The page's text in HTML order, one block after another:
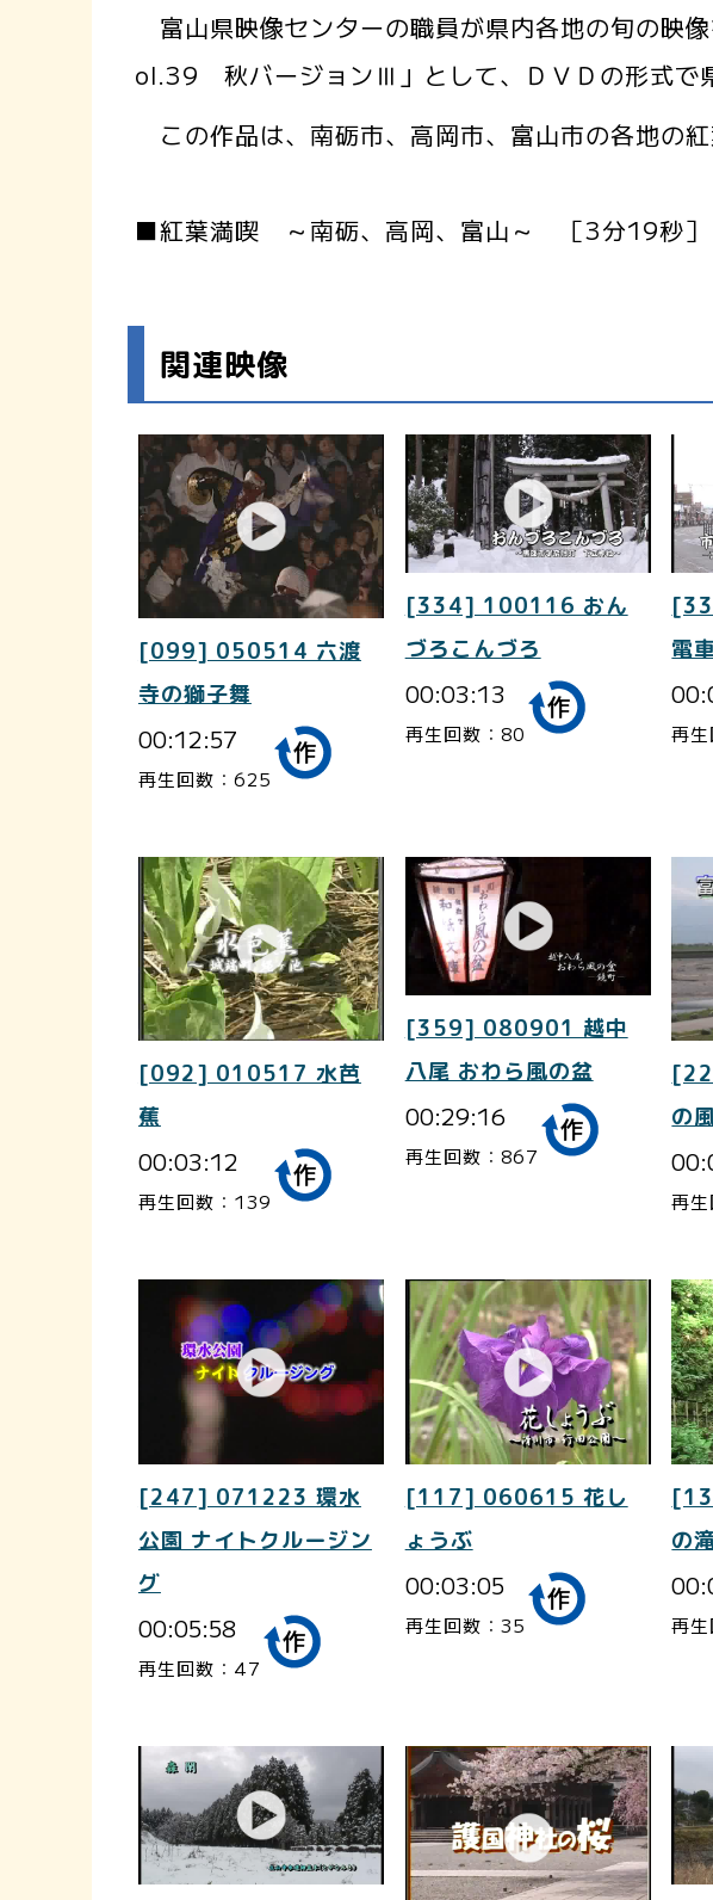
富山県映像センターの職員が県内各地の旬の映
ol.39 秋バージョンⅢ」として、ＤＶＤの形式で
この作品は、南砺市、高岡市、富山市の各地の
■紅葉満喫 ～南砺、高岡、富山～ ［3分19秒
関連映像
[099] 050514 六渡
寺の獅子舞
00:12:57
再生回数：625
[334] 100116 おん
づろこんづろ
00:03:13
再生回数：80
電
再
[092] 010517 水芭
蕉
00:03:12
再生回数：139
[359] 080901 越中
八尾 おわら風の盆
00:29:16
再生回数：867
の
再
[247] 071223 環水
公園 ナイトクルージン
グ
00:05:58
再生回数：47
[117] 060615 花し
ょうぶ
00:03:05
再生回数：35
の
再